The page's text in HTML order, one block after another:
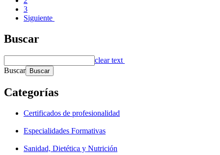
3
Siguiente
Buscar
clear text
Buscar
Categorías
Certificados de profesionalidad
Especialidades Formativas
Sanidad, Dietética y Nutrición